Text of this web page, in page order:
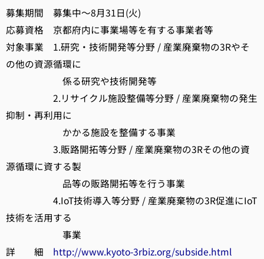
募集期間 募集中～8月31日(火)
応募資格 京都府内に事業場等を有する事業者等
対象事業 1.研究・技術開発等分野 / 産業廃棄物の3Rやそ
の他の資源循環に
係る研究や技術開発等
2.リサイクル施設整備等分野 / 産業廃棄物の発生
抑制・再利用に
かかる施設を整備する事業
3.販路開拓等分野 / 産業廃棄物の3Rその他の資
源循環に資する製
品等の販路開拓等を行う事業
4.IoT技術導入等分野 / 産業廃棄物の3R促進にIoT
技術を活用する
事業
詳 細 http://www.kyoto-3rbiz.org/subside.html